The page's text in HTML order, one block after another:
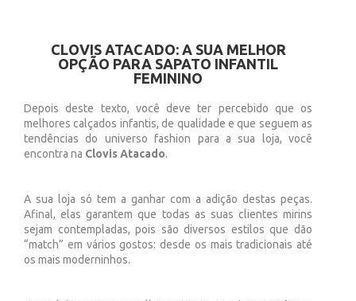
CLOVIS ATACADO: A SUA MELHOR
OPÇÃO PARA SAPATO INFANTIL
FEMININO
Depois deste texto, você deve ter percebido que os
melhores calçados infantis, de qualidade e que seguem as
tendências do universo fashion para a sua loja, você
encontra na Clovis Atacado.
A sua loja só tem a ganhar com a adição destas peças.
Afinal, elas garantem que todas as suas clientes mirins
sejam contempladas, pois são diversos estilos que dão
“match” em vários gostos: desde os mais tradicionais até
os mais moderninhos.